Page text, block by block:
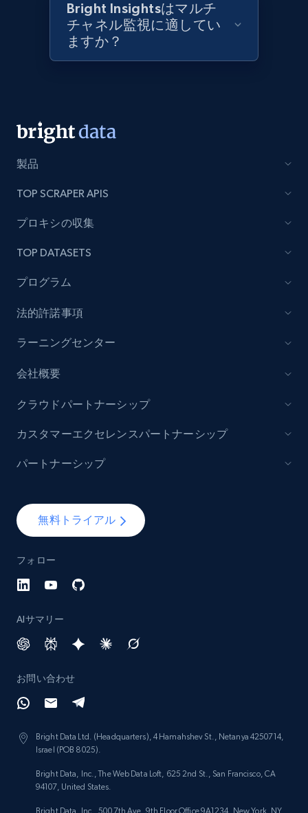
Best Buy products - Collect data on
Lowes.com
Model number, Gtin ean pn, Product name, and
991+
Lowes.com - Gather data on products using
Model number, Gtin ean pn, Product name, and
Model number, Gtin ean pn, Product name, and
991+ 162+
Lazada - Products
price, Currency, Stock, and more.
988+ 160+ 今すぐ始める
Bright Insightsはマルチ
チャネル監視に適してい
ますか？
製品
TOP SCRAPER APIS
プロキシの収集
TOP DATASETS
プログラム
法的許諾事項
ラーニングセンター
会社概要
無料トライアル
フォロー
AIサマリー
お問い合わせ
Bright Data Ltd. (Headquarters), 4 Hamahshev St., Netanya 4250714,
Israel (POB 8025).
Bright Data, Inc., The Web Data Loft, 625 2nd St., San Francisco, CA
94107, United States.
Bright Data, Inc., 500 7th Ave, 9th Floor Office 9A1234, New York, NY
クラウドパートナーシップ
カスタマーエクセレンスパートナーシップ
パートナーシップ